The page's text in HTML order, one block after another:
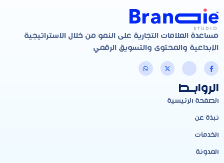
مساعدة العلامات التجارية على النمو من خلال الاستراتيجية
الإبداعية والمحتوى والتسويق الرقمي
الروابـط
الصفحة الرئيسية
نبذة عن
الخدمات
المدونة